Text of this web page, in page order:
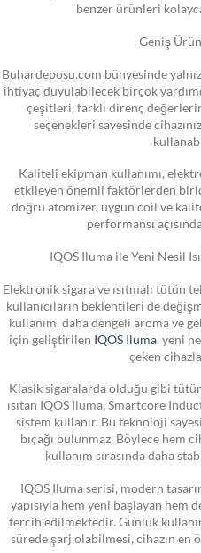
benzer ürünleri
Geniş
Buhardeposu.com bünyesinde
ihtiyaç duyulabilecek birçok
çeşitleri, farklı direnç
seçenekleri sayesinde
Kaliteli ekipman kullanımı,
etkileyen önemli faktörlerden
doğru atomizer, uygun coil ve
performansı
IQOS Iluma ile Yeni Nesil
Elektronik sigara ve ısıtmalı tütün
kullanıcıların beklentileri de
kullanım, daha dengeli aroma ve
için geliştirilen IQOS Iluma, yeni
çeken
Klasik sigaralarda olduğu gibi
ısıtan IQOS Iluma, Smartcore
sistem kullanır. Bu teknoloji
bıçağı bulunmaz. Böylece hem
kullanım sırasında daha
IQOS Iluma serisi, modern
yapısıyla hem yeni başlayan hem
tercih edilmektedir. Günlük
sürede şarj olabilmesi, cihazın en